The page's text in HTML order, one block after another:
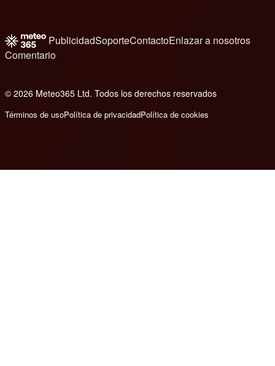
PublicidadSoporteContactoEnlazar a nosotros
Comentario
© 2026 Meteo365 Ltd. Todos los derechos reservados
Términos de usoPolítica de privacidadPolítica de cookies